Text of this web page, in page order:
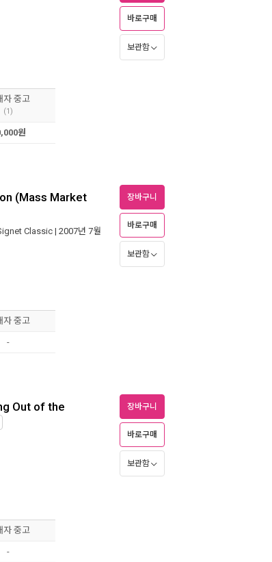
바로구매
보관함
자 중고
(1)
원
(Mass Market
Classic| 2007년 7월
장바구니
바로구매
보관함
자 중고
-
Out of the 장바구니
바로구매
보관함
자 중고
-